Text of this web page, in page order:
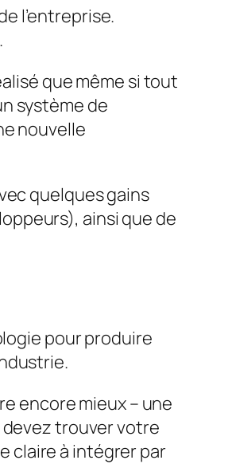
l’entreprise.
que même si tout
système de
nouvelle
quelques gains
ainsi que de
pour produire
encore mieux – une
trouver votre
claire à intégrer par